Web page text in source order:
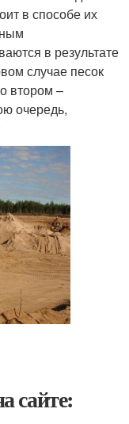
в способе их
в результате
случае песок
втором –
очередь,
сайте: